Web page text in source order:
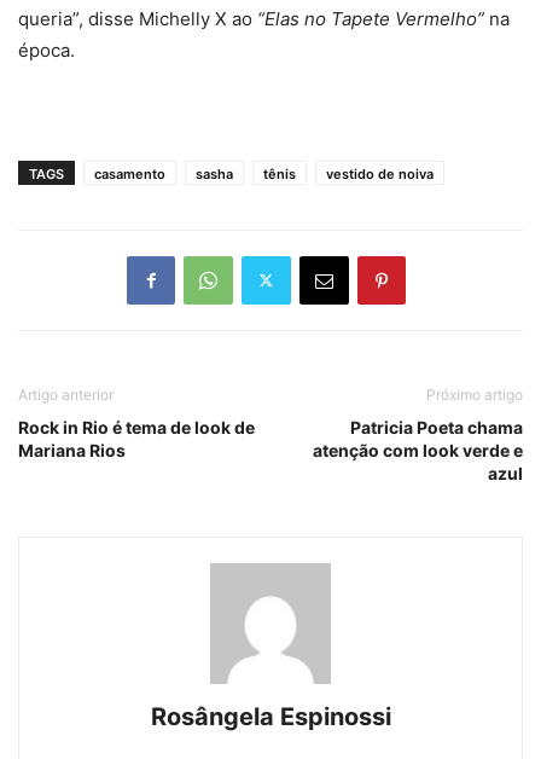
queria”, disse Michelly X ao “Elas no Tapete Vermelho” na
época.
TAGS casamento sasha tênis vestido de noiva
Artigo anterior
Rock in Rio é tema de look de
Mariana Rios
Próximo artigo
Patricia Poeta chama
atenção com look verde e
azul
Rosângela Espinossi